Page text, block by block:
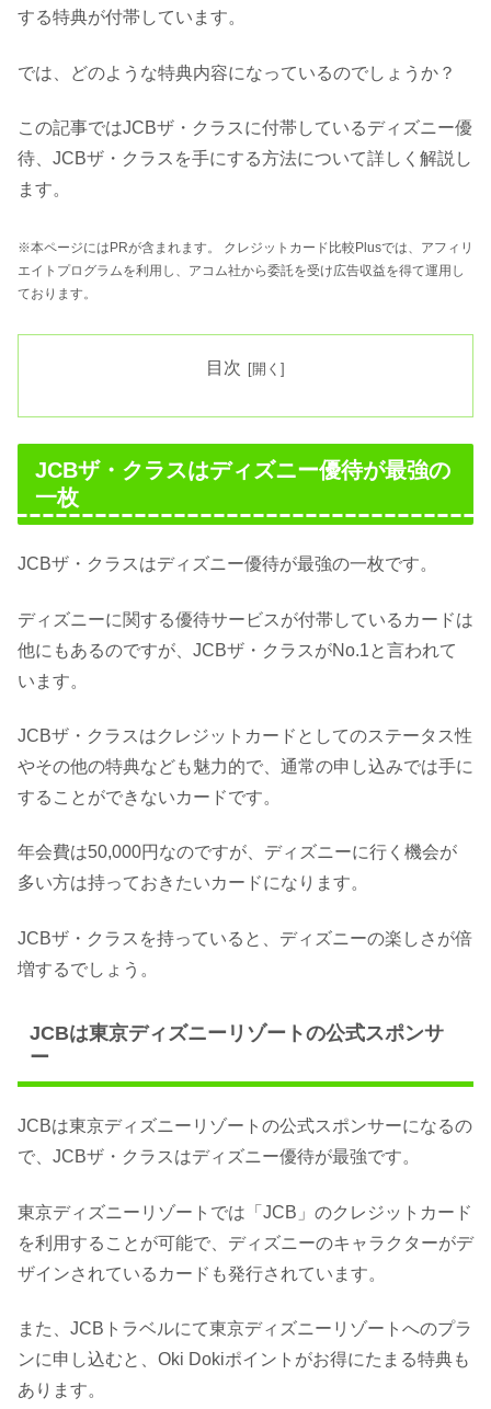
する特典が付帯しています。
では、どのような特典内容になっているのでしょうか？
この記事ではJCBザ・クラスに付帯しているディズニー優
待、JCBザ・クラスを手にする方法について詳しく解説し
ます。
※本ページにはPRが含まれます。 クレジットカード比較Plusでは、アフィリ
エイトプログラムを利用し、アコム社から委託を受け広告収益を得て運用し
ております。
目次
JCBザ・クラスはディズニー優待が最強の
一枚
JCBザ・クラスはディズニー優待が最強の一枚です。
ディズニーに関する優待サービスが付帯しているカードは
他にもあるのですが、JCBザ・クラスがNo.1と言われて
います。
JCBザ・クラスはクレジットカードとしてのステータス性
やその他の特典なども魅力的で、通常の申し込みでは手に
することができないカードです。
年会費は50,000円なのですが、ディズニーに行く機会が
多い方は持っておきたいカードになります。
JCBザ・クラスを持っていると、ディズニーの楽しさが倍
増するでしょう。
JCBは東京ディズニーリゾートの公式スポンサ
ー
JCBは東京ディズニーリゾートの公式スポンサーになるの
で、JCBザ・クラスはディズニー優待が最強です。
東京ディズニーリゾートでは「JCB」のクレジットカード
を利用することが可能で、ディズニーのキャラクターがデ
ザインされているカードも発行されています。
また、JCBトラベルにて東京ディズニーリゾートへのプラ
ンに申し込むと、Oki Dokiポイントがお得にたまる特典も
あります。